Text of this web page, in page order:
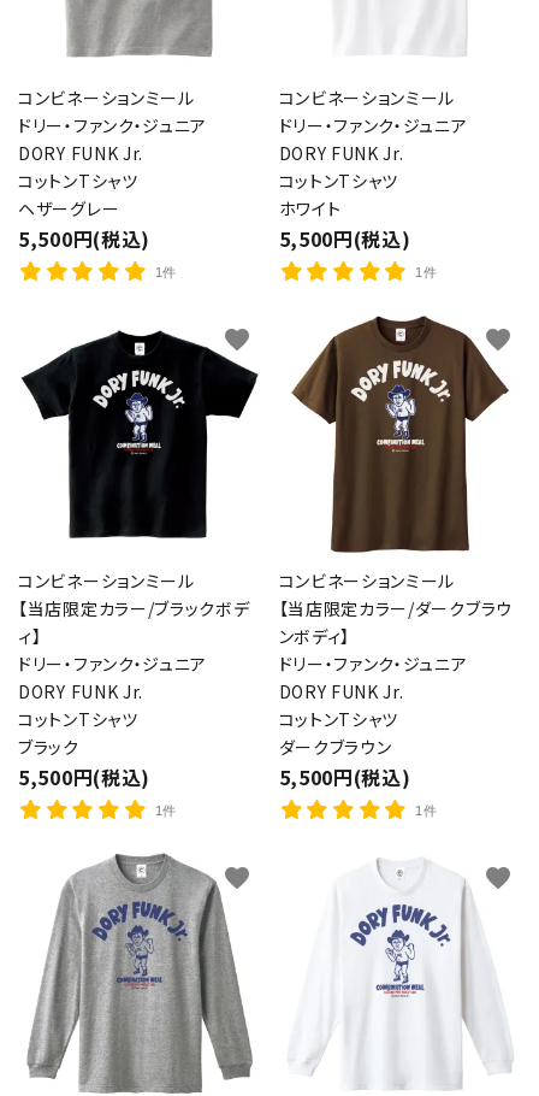
コンビネーションミール
ドリー・ファンク・ジュニア
DORY FUNK Jr.
コットンTシャツ
ヘザーグレー
5,500円(税込)
1件
コンビネーションミール
ドリー・ファンク・ジュニア
DORY FUNK Jr.
コットンTシャツ
ホワイト
5,500円(税込)
1件
コンビネーションミール
【当店限定カラー/ブラックボデ
ィ】
ドリー・ファンク・ジュニア
DORY FUNK Jr.
コットンTシャツ
ブラック
5,500円(税込)
1件
favorite
コンビネーションミール
【当店限定カラー/ダークブラウ
ンボディ】
ドリー・ファンク・ジュニア
DORY FUNK Jr.
コットンTシャツ
ダークブラウン
5,500円(税込)
1件
favorite
favorite favorite